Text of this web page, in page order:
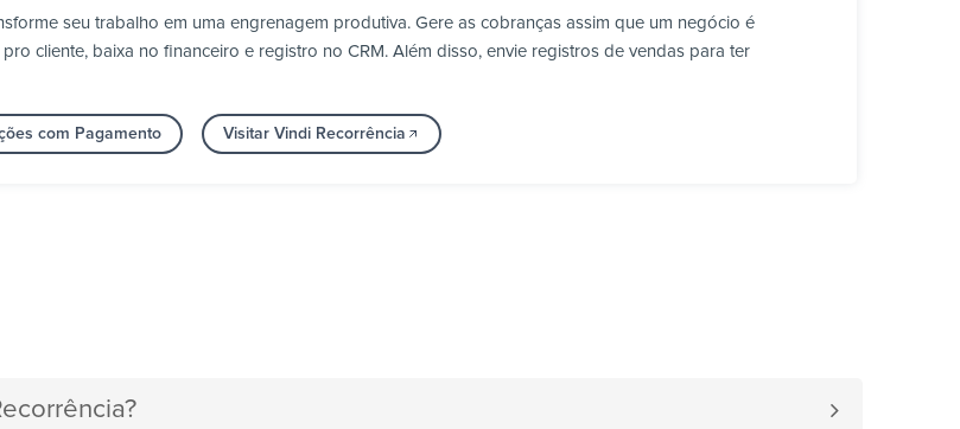
seu trabalho em uma engrenagem produtiva. Gere as cobranças assim que um negócio é
cliente, baixa no financeiro e registro no CRM. Além disso, envie registros de vendas para ter
com Pagamento Visitar Vindi Recorrência